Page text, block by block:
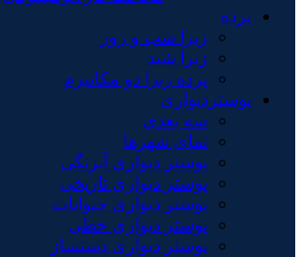
پرده
زبرا شب و روز
زبرا شید
پرده زبرا دو مکانیزم
پوستردیواری
سه بعدی
نمای شهرها
پوستر دیواری آبرنگی
پوستر دیواری تاریخی
پوستر دیواری حیوانات
پوستر دیواری خطی
پوستر دیواری دستساز